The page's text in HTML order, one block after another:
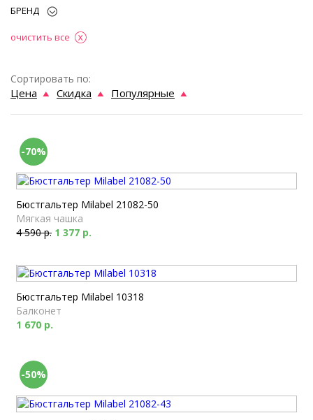
БРЕНД
очистить все
Сортировать по:
Цена Скидка Популярные
-70%
Бюстгальтер Milabel 21082-50
Мягкая чашка
4 590 р. 1 377 р.
Бюстгальтер Milabel 10318
Балконет
1 670 р.
-50%